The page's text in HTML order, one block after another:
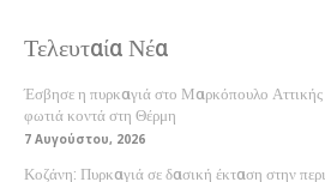
Τελευταία Νέα
Έσβησε η πυρκαγιά στο Μαρκόπουλο
φωτιά κοντά στη Θέρμη
7 Αυγούστου, 2026
Κοζάνη: Πυρκαγιά σε δασική έκταση στην